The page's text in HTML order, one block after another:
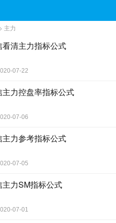
> 主力
看清主力指标公式
07-22
主力控盘率指标公式
07-06
主力参考指标公式
07-05
主力SM指标公式
07-01